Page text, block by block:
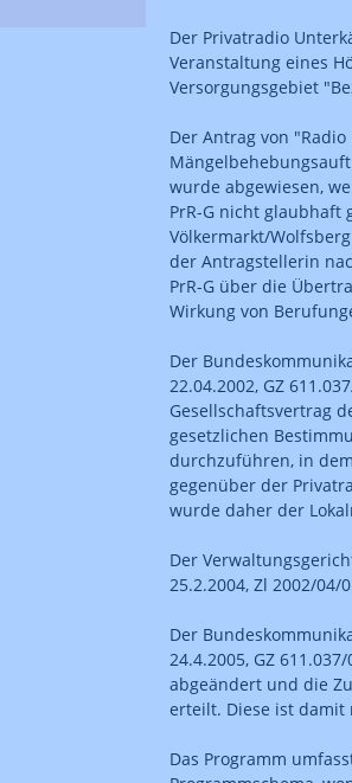
Der Privatradio
Veranstaltung eines
Versorgungsgebiet
Der Antrag von
wurde abgewiesen,
PrR-G nicht glaubhaft
Völkermarkt/
der Antragstellerin
PrR-G über die
Wirkung von
Der
22.04.2002, GZ
Gesellschaftsvertrag
gesetzlichen
durchzuführen, in
gegenüber der
wurde daher der
Der
25.2.2004, Zl 2002/04/
Der
24.4.2005, GZ
abgeändert und die
erteilt. Diese ist damit
Das Programm